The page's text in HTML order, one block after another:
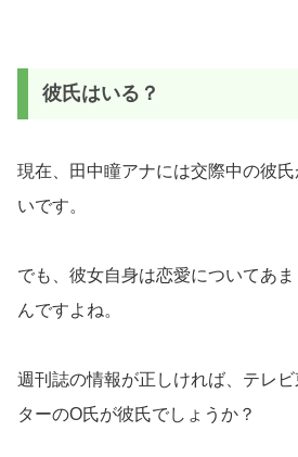
彼氏はいる？
現在、田中瞳アナには交際中の彼
いです。
でも、彼女自身は恋愛についてあ
んですよね。
週刊誌の情報が正しければ、テレ
ターのO氏が彼氏でしょうか？